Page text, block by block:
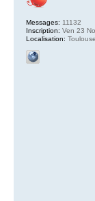
Messages: 11132
Inscription: Ven 23
Localisation: Toulouse